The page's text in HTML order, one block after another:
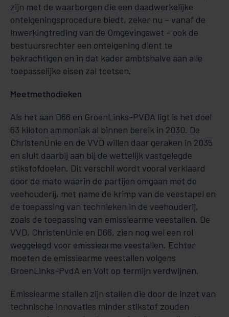
zijn met de waarborgen die een daadwerkelijke
onteigeningsprocedure biedt, zeker nu – vanaf de
inwerkingtreding van de Omgevingswet – ook de
bestuursrechter een onteigening dient te
bekrachtigen en in dat kader ambtshalve aan alle
toepasselijke eisen zal toetsen.
Meetmethodieken
Als het aan D66 en GroenLinks-PVDA ligt is het doel
63 kiloton ammoniak al binnen bereik in 2030. De
ChristenUnie en de VVD willen daar geraken in 2035
en sluit daarbij aan bij de wettelijk vastgelegde
stikstofdoelen. Dit verschil wordt vooral verklaard
door de mate waarin de partijen omgaan met de
veehouderij, met name de krimp van de veestapel en
de toepassing van technieken in de veehouderij,
zoals de toepassing van emissiearme veestallen. De
VVD, ChristenUnie en D66, zien nog wel een rol
weggelegd voor emissiearme veestallen. Echter
moeten de emissiearme veestallen volgens
GroenLinks-PvdA en Volt op termijn verdwijnen.
Emissiearme stallen zijn stallen die door de inzet van
technische innovaties minder stikstof zouden